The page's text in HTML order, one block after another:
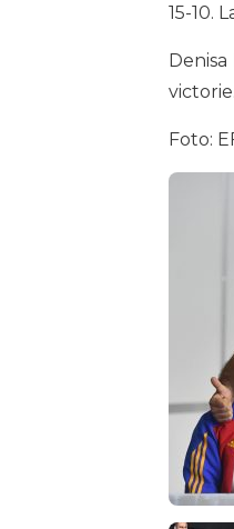
15-10.
victorie.
Foto: